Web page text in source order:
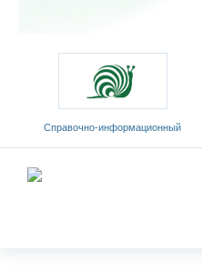
Cправочно-информационный
портал «Русский язык»